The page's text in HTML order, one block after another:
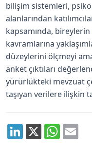
bilişim sistemleri,
alanlarından
kapsamında,
kavramlarına
düzeylerini ölçmeyi
anket çıktıları
yürürlükteki mevzuat
taşıyan verilere ilişkin